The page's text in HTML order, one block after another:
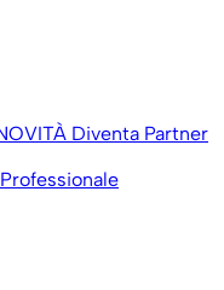
Diventa Partner